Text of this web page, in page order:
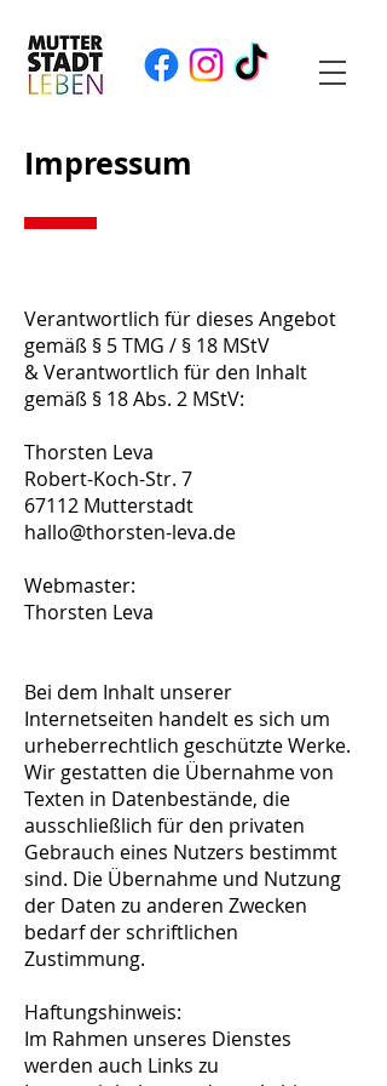
Impressum
Verantwortlich für dieses Angebot
gemäß § 5 TMG / § 18 MStV
& Verantwortlich für den Inhalt
gemäß § 18 Abs. 2 MStV:
Thorsten Leva
Robert-Koch-Str. 7
67112 Mutterstadt
hallo@thorsten-leva.de
Webmaster:
Thorsten Leva
Bei dem Inhalt unserer
Internetseiten handelt es sich um
urheberrechtlich geschützte Werke.
Wir gestatten die Übernahme von
Texten in Datenbestände, die
ausschließlich für den privaten
Gebrauch eines Nutzers bestimmt
sind. Die Übernahme und Nutzung
der Daten zu anderen Zwecken
bedarf der schriftlichen
Zustimmung.
Haftungshinweis:
Im Rahmen unseres Dienstes
werden auch Links zu